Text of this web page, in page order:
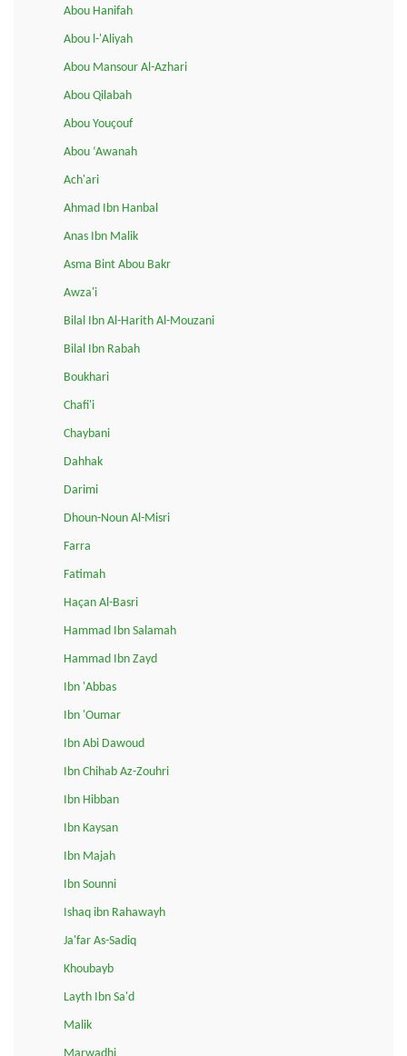
Abou Hanifah
Abou l-'Aliyah
Abou Mansour Al-Azhari
Abou Qilabah
Abou Youçouf
Abou ‘Awanah
Ach'ari
Ahmad Ibn Hanbal
Anas Ibn Malik
Asma Bint Abou Bakr
Awza'i
Bilal Ibn Al-Harith Al-Mouzani
Bilal Ibn Rabah
Boukhari
Chafi'i
Chaybani
Dahhak
Darimi
Dhoun-Noun Al-Misri
Farra
Fatimah
Haçan Al-Basri
Hammad Ibn Salamah
Hammad Ibn Zayd
Ibn 'Abbas
Ibn 'Oumar
Ibn Abi Dawoud
Ibn Chihab Az-Zouhri
Ibn Hibban
Ibn Kaysan
Ibn Majah
Ibn Sounni
Ishaq ibn Rahawayh
Ja'far As-Sadiq
Khoubayb
Layth Ibn Sa'd
Malik